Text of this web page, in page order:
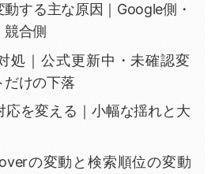
動する主な原因｜Google側・
競合側
処｜公式更新中・未確認変
だけの下落
応を変える｜小幅な揺れと大
の変動と検索順位の変動